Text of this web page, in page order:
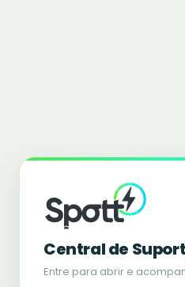
Central de
Entre para abrir e